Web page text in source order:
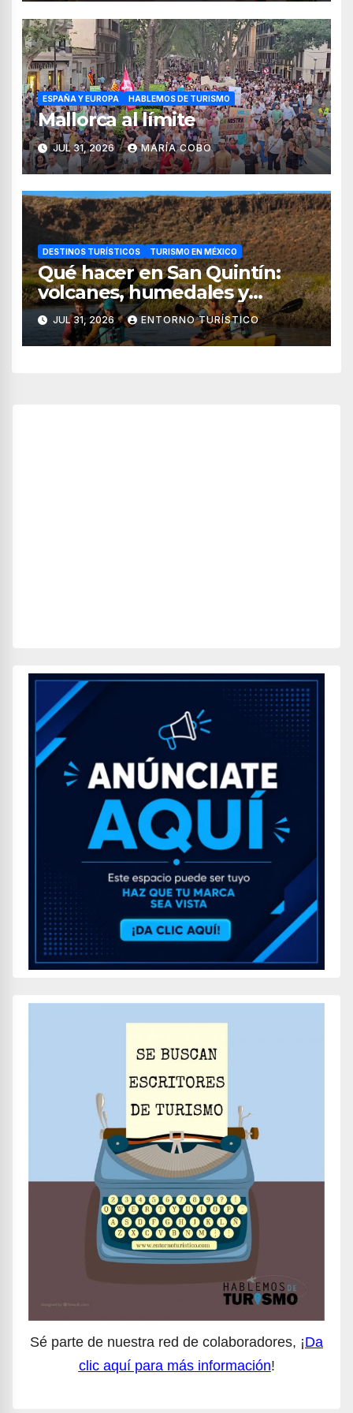
ESPAÑA Y EUROPA HABLEMOS DE TURISMO
Mallorca al límite
JUL 31, 2026 MARÍA COBO
DESTINOS TURÍSTICOS TURISMO EN MÉXICO
Qué hacer en San Quintín:
volcanes, humedales y
sabores del mar
JUL 31, 2026 ENTORNO TURÍSTICO
Sé parte de nuestra red de colaboradores, ¡Da
clic aquí para más información!